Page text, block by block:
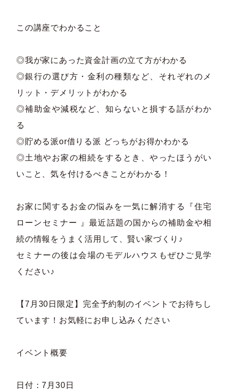
この講座でわかること
◎我が家にあった資金計画の立て方がわかる
◎銀行の選び方・金利の種類など、それぞれのメ
リット・デメリットがわかる
◎補助金や減税など、知らないと損する話がわか
る
◎貯める派or借りる派 どっちがお得かわかる
◎土地やお家の相続をするとき、やったほうがい
いこと、気を付けるべきことがわかる！
お家に関するお金の悩みを一気に解消する『住宅
ローンセミナー 』最近話題の国からの補助金や相
続の情報をうまく活用して、賢い家づくり♪
セミナーの後は会場のモデルハウスもぜひご見学
ください♪
【7月30日限定】完全予約制のイベントでお待ちし
ています！お気軽にお申し込みください
イベント概要
日付：7月30日